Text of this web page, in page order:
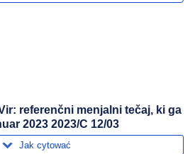
referenčni menjalni tečaj, ki ga
2023 2023/C 12/03
Jak cytować